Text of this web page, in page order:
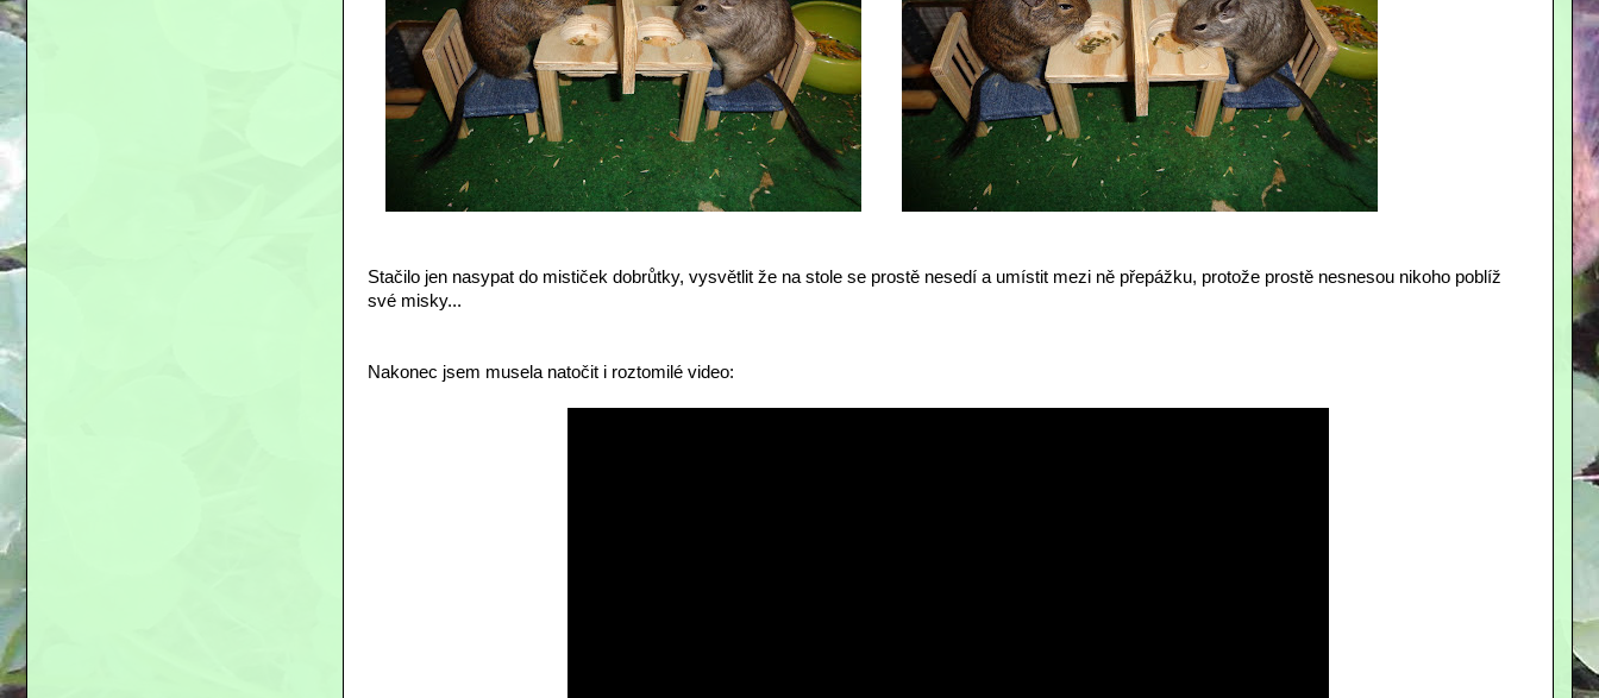
Stačilo jen nasypat do mističek dobrůtky, vysvětlit že na stole se prostě nesedí a umístit mezi ně přepážku, protože prostě nesnesou nikoho poblíž
své misky...
Nakonec jsem musela natočit i roztomilé video: